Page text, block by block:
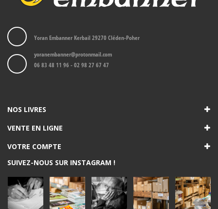
Yoran Embanner Kerbail 29270 Cléden-Poher
yoranembanner@protonmail.com
06 83 48 11 96 - 02 98 27 67 47
NOS LIVRES
VENTE EN LIGNE
VOTRE COMPTE
SUIVEZ-NOUS SUR INSTAGRAM !